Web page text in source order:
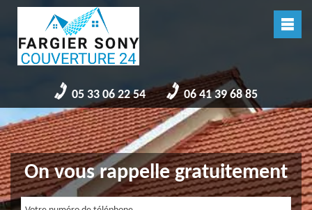
05 33 06 22 54 06 41 39 68 85
On vous rappelle gratuitement